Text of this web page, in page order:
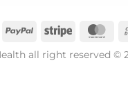
all right reserved ©